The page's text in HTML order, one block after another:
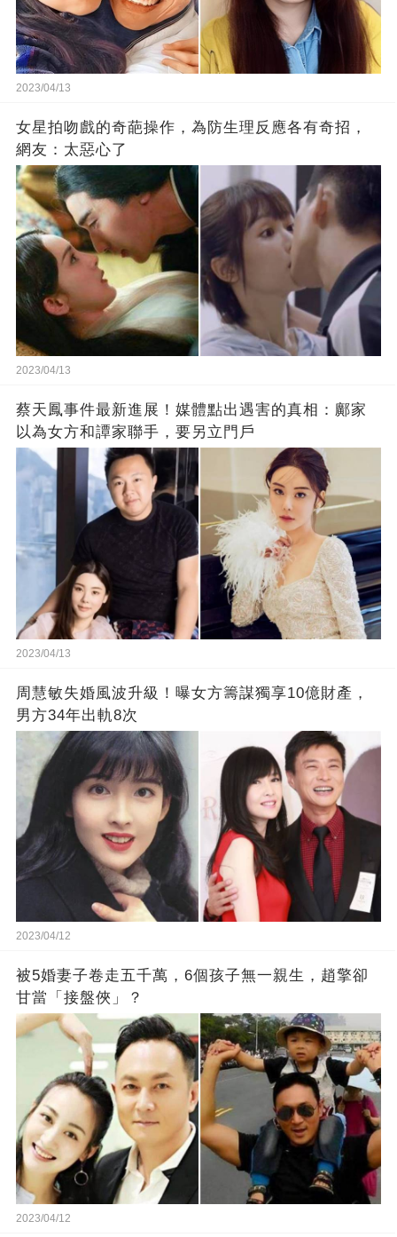
2023/04/13
女星拍吻戲的奇葩操作，為防生理反應各有奇招，
網友：太惡心了
2023/04/13
蔡天鳳事件最新進展！媒體點出遇害的真相：鄺家
以為女方和譚家聯手，要另立門戶
2023/04/13
周慧敏失婚風波升級！曝女方籌謀獨享10億財產，
男方34年出軌8次
2023/04/12
被5婚妻子卷走五千萬，6個孩子無一親生，趙擎卻
甘當「接盤俠」？
2023/04/12